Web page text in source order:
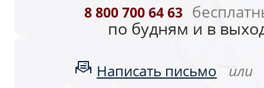
8 800 700 64 63
по будням и в
Написать письмо или